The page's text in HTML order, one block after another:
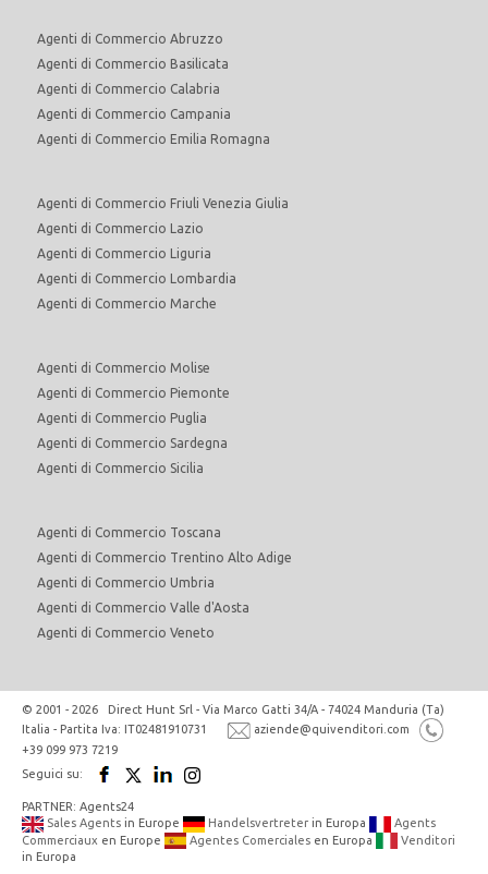
Agenti di Commercio Abruzzo
Agenti di Commercio Basilicata
Agenti di Commercio Calabria
Agenti di Commercio Campania
Agenti di Commercio Emilia Romagna
Agenti di Commercio Friuli Venezia Giulia
Agenti di Commercio Lazio
Agenti di Commercio Liguria
Agenti di Commercio Lombardia
Agenti di Commercio Marche
Agenti di Commercio Molise
Agenti di Commercio Piemonte
Agenti di Commercio Puglia
Agenti di Commercio Sardegna
Agenti di Commercio Sicilia
Agenti di Commercio Toscana
Agenti di Commercio Trentino Alto Adige
Agenti di Commercio Umbria
Agenti di Commercio Valle d'Aosta
Agenti di Commercio Veneto
© 2001 - 2026 Direct Hunt Srl - Via Marco Gatti 34/A - 74024 Manduria (Ta)
Italia - Partita Iva: IT02481910731
aziende@quivenditori.com
+39 099 973 7219
Seguici su:
PARTNER: Agents24
Sales Agents in Europe Handelsvertreter in Europa
Agents
Commerciaux en Europe Agentes Comerciales en Europa
Venditori
in Europa